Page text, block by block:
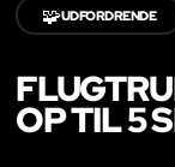
🧩UDFORDRENDE
OP TIL 5